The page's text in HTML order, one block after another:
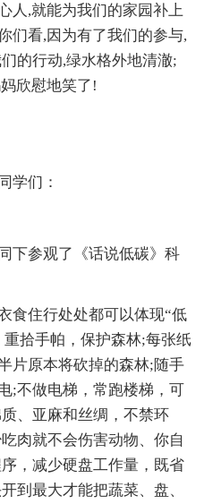
人,就能为我们的家园补上
们看,因为有了我们的参与,
的行动,绿水格外地清澈;
欣慰地笑了!
学们：
下参观了《话说低碳》科
食住行处处都可以体现“低
拾手帕，保护森林;每张纸
片原本将砍掉的森林;随手
;不做电梯，常跑楼梯，可
、亚麻和丝绸，不禁环
肉就不会伤害动物、你自
，减少硬盘工作量，既省
到最大才能把蔬菜、盘、